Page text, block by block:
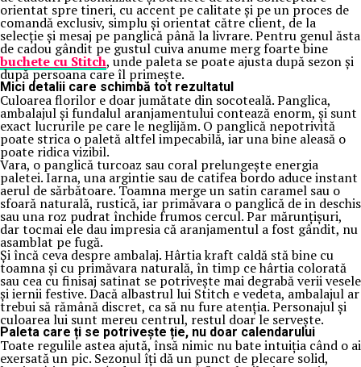
orientat spre tineri, cu accent pe calitate și pe un proces de
comandă exclusiv, simplu și orientat către client, de la
selecție și mesaj pe panglică până la livrare. Pentru genul ăsta
de cadou gândit pe gustul cuiva anume merg foarte bine
buchete cu Stitch, unde paleta se poate ajusta după sezon și
după persoana care îl primește.
Mici detalii care schimbă tot rezultatul
Culoarea florilor e doar jumătate din socoteală. Panglica,
ambalajul și fundalul aranjamentului contează enorm, și sunt
exact lucrurile pe care le neglijăm. O panglică nepotrivită
poate strica o paletă altfel impecabilă, iar una bine aleasă o
poate ridica vizibil.
Vara, o panglică turcoaz sau coral prelungește energia
paletei. Iarna, una argintie sau de catifea bordo aduce instant
aerul de sărbătoare. Toamna merge un satin caramel sau o
sfoară naturală, rustică, iar primăvara o panglică de in deschis
sau una roz pudrat închide frumos cercul. Par mărunțișuri,
dar tocmai ele dau impresia că aranjamentul a fost gândit, nu
asamblat pe fugă.
Și încă ceva despre ambalaj. Hârtia kraft caldă stă bine cu
toamna și cu primăvara naturală, în timp ce hârtia colorată
sau cea cu finisaj satinat se potrivește mai degrabă verii vesele
și iernii festive. Dacă albastrul lui Stitch e vedeta, ambalajul ar
trebui să rămână discret, ca să nu fure atenția. Personajul și
culoarea lui sunt mereu centrul, restul doar le servește.
Paleta care ți se potrivește ție, nu doar calendarului
Toate regulile astea ajută, însă nimic nu bate intuiția când o ai
exersată un pic. Sezonul îți dă un punct de plecare solid,